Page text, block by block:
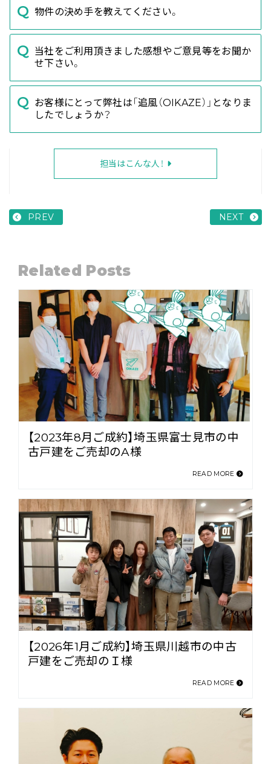
物件の決め手を教えてください。
当社をご利用頂きました感想やご意見等をお聞か
せ下さい。
お客様にとって弊社は「追風（OIKAZE）」となりま
したでしょうか？
担当はこんな人！
PREV NEXT
Related Posts
【2023年8月ご成約】埼玉県富士見市の中
古戸建をご売却のA様
READ MORE
【2026年1月ご成約】埼玉県川越市の中古
戸建をご売却のＩ様
READ MORE